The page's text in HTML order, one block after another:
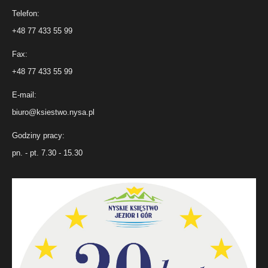
Telefon:
+48 77 433 55 99
Fax:
+48 77 433 55 99
E-mail:
biuro@ksiestwo.nysa.pl
Godziny pracy:
pn. - pt. 7.30 - 15.30